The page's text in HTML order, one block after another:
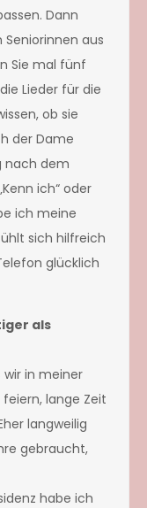
Dann
aus
Sie mal fünf
Lieder für die
ob sie
der Dame
nach dem
ich“ oder
ich meine
sich hilfreich
glücklich
als
wir in meiner
lange Zeit
langweilig
gebraucht,
habe ich